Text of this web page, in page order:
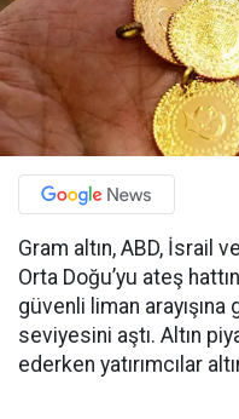
Gram altın, ABD, İsrail
Orta Doğu’yu ateş
güvenli liman
seviyesini aştı. Altın
ederken yatırımcılar